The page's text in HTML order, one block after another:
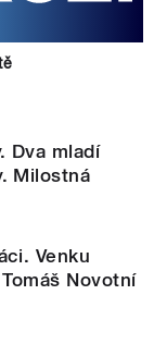
Dva mladí
Milostná
Venku
Novotní